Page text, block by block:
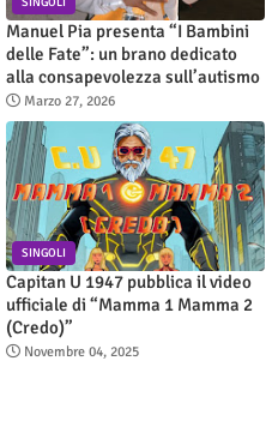
Manuel Pia presenta “I Bambini
delle Fate”: un brano dedicato
alla consapevolezza sull’autismo
Marzo 27, 2026
SINGOLI
Capitan U 1947 pubblica il video
ufficiale di “Mamma 1 Mamma 2
(Credo)”
Novembre 04, 2025